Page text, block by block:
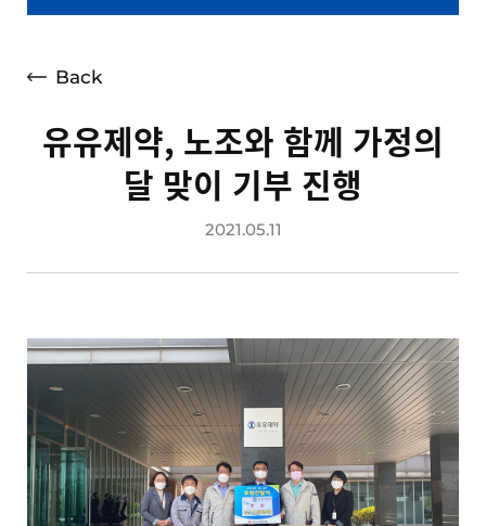
광고소개
공지사항
Back
유유제약, 노조와 함께 가정의
달 맞이 기부 진행
2021.05.11